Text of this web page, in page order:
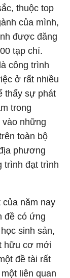
thuộc top
của mình,
được đăng
tạp chí.
công trình
ở rất nhiều
thấy sự phát
trong
vào những
toàn bộ
phương
trình đạt trình
năm nay
đề có ứng
sinh sản,
hữu cơ mới
đề tài rất
liên quan